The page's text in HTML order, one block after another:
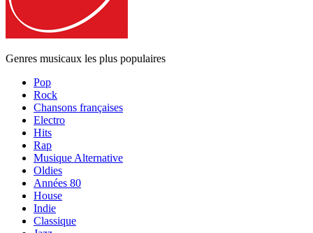
Genres musicaux les plus populaires
Pop
Rock
Chansons françaises
Electro
Hits
Rap
Musique Alternative
Oldies
Années 80
House
Indie
Classique